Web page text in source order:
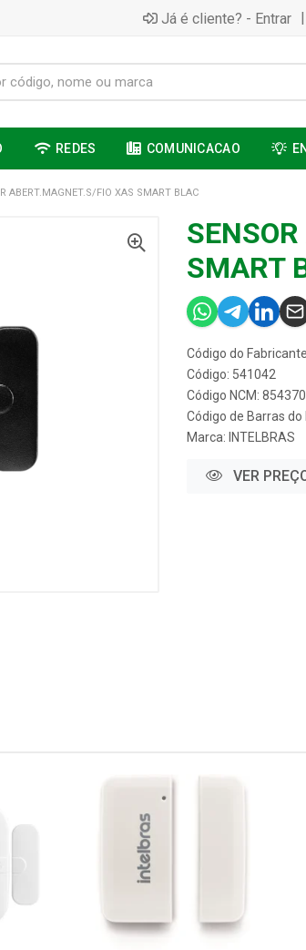
Já é cliente? - Entrar |
REDES COMUNICACAO
ABERT.MAGNET.S/FIO XAS SMART BLAC
SMART
Código do
Código: 541042
Código NCM:
Código de Barras
Marca: INTELBRAS
VER